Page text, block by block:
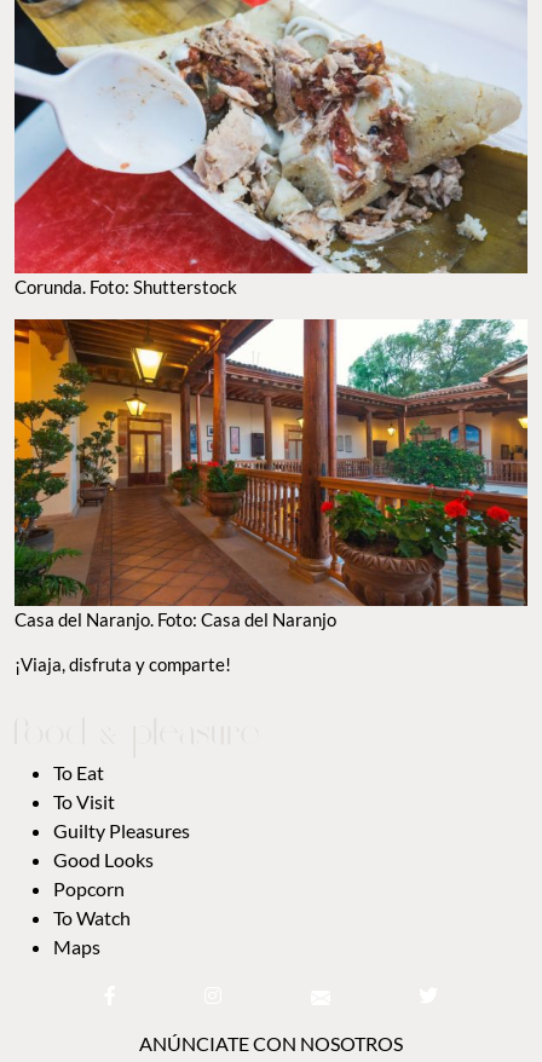
Corunda. Foto: Shutterstock
Casa del Naranjo. Foto: Casa del Naranjo
¡Viaja, disfruta y comparte!
To Eat
To Visit
Guilty Pleasures
Good Looks
Popcorn
To Watch
Maps
ANÚNCIATE CON NOSOTROS